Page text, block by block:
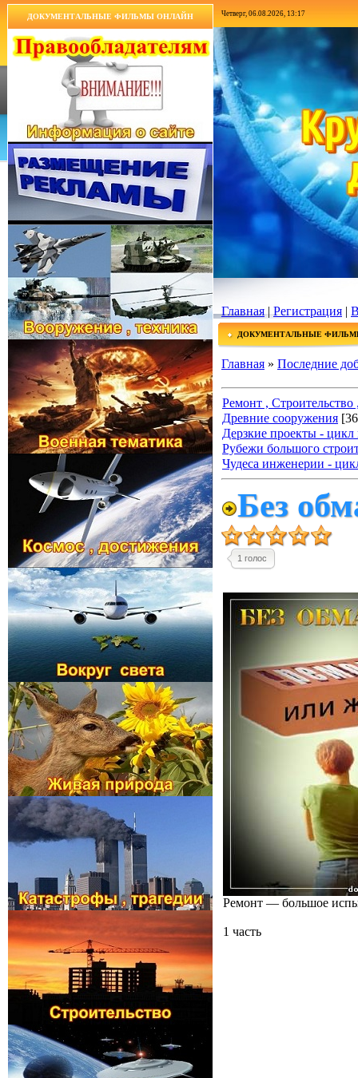
ДОКУМЕНТАЛЬНЫЕ ФИЛЬМЫ ОНЛАЙН Четверг, 06.08.2026, 13:17
Главная|Регистрация |
ДОКУМЕНТАЛЬНЫЕ
Главная » Последние
Ремонт ,
Древние сооружения
Дерзкие проекты - цикл
Рубежи большого
Чудеса инженерии -
Без
1 голос
Ремонт — большое
1 часть